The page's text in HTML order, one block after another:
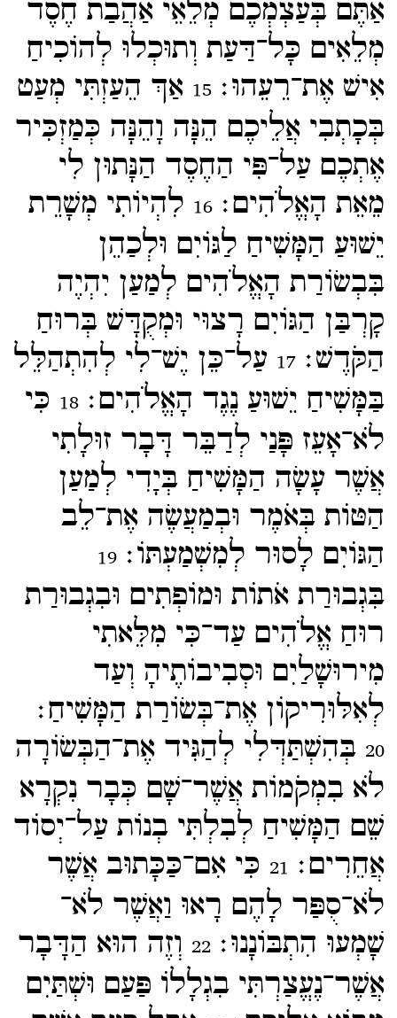
אַתֶּם בְּעַצְמְכֶם מְלֵאֵי אַהֲבַת חֶסֶד
מְלֵאִים כָּל־​דַּעַת וְתוּכְלוּ לְהוֹכִיחַ
אִישׁ אֶת־​רֵעֵהוּ׃15 אַךְ הֵעַזְתִּי מְעַט
בְּכָתְבִי אֲלֵיכֶם הֵנָּה וָהֵנָּה כְּמַזְכִּיר
אֶתְכֶם עַל־​פִּי הַחֶסֶד הַנָּתוּן לִי
מֵאֵת הָאֱלֹהִים׃16 לִהְיוֹתִי מְשָׁרֵת
יֵשׁוּעַ הַמָּשִׁיחַ לַגּוֹיִם וּלְכַהֵן
בִּבְשׂוֹרַת הָאֱלֹהִים לְמַעַן יִהְיֶה
קָרְבַּן הַגּוֹיִם רָצוּי וּמְקֻדָּשׁ בְּרוּחַ
הַקֹּדֶשׁ׃17 עַל־​כֵּן יֶשׁ־​לִי לְהִתְהַלֵּל
בַּמָּשִׁיחַ יֵשׁוּעַ נֶגֶד הָאֱלֹהִים׃18 כִּי
לֹא־​אָעֵז פָּנַי לְדַבֵּר דָּבָר זוּלָתִי
אֲשֶׁר עָשָׂה הַמָּשִׁיחַ בְּיָדִי לְמַעַן
הַטּוֹת בְּאֹמֶר וּבְמַעֲשֶׂה אֶת־​לֵב
הַגּוֹיִם לָסוּר לְמִשְׁמַעְתּוֹ׃19
בִּגְבוּרַת אֹתוֹת וּמוֹפְתִים וּבִגְבוּרַת
רוּחַ אֱלֹהִים עַד־​כִּי מִלֵּאתִי
מִירוּשָׁלַיִם וּסְבִיבוֹתֶיהָ וְעַד
לְאִלּוּרִיקוֹן אֶת־​בְּשׂוֹרַת הַמָּשִׁיחַ׃
20 בְּהִשְׁתַּדְּלִי לְהַגִּיד אֶת־​הַבְּשׂוֹרָה
לֹא בִמְקֹמוֹת אֲשֶׁר־​שָׁם כְּבָר נִקְרָא
שֵׁם הַמָּשִׁיחַ לְבִלְתִּי בְנוֹת עַל־​יְסוֹד
אֲחֵרִים׃ 21 כִּי אִם־​כַּכָּתוּב אֲשֶׁר
לֹא־​סֻפַּר לָהֶם רָאוּ וַאֲשֶׁר לֹא־​
שָׁמְעוּ הִתְבּוֹנָנוּ׃22 וְזֶה הוּא הַדָּבָר
אֲשֶׁר־​נֶעֱצַרְתִּי בִגְלָלוֹ פַּעַם וּשְׁתַּיִם